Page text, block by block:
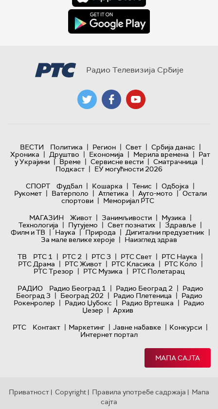
Радио Телевизија Србије
ВЕСТИ Политика | Регион | Свет | Србија данас |
Хроника | Друштво | Економија | Мерила времена | Рат
у Украјини | Време | Сервисне вести | Сматрачница |
Подкаст | ЕУ могућности 2026
СПОРТ
Фудбал | Кошарка | Тенис | Одбојка |
Рукомет | Ватерполо | Атлетика | Ауто-мото | Остали
спортови | Меморијал РТС
МАГАЗИН
Живот | Занимљивости | Музика |
Технологијa | Путујемо | Свет познатих | Здравље |
Филм и ТВ | Наука | Природа | Дигитални предузетник |
За мале велике хероје | Наизглед здрав
ТВ
РТС 1 | РТС 2 | РТС 3 | РТС Свет | РТС Наука |
РТС Драма | РТС Живот | РТС Класика | РТС Коло |
РТС Трезор | РТС Музика | РТС Полетарац
РАДИО
Радио Београд 1 | Радио Београд 2 | Радио
Београд 3 | Београд 202 | Радио Плетеница | Радио
Рокенролер | Радио Џубокс | Радио Вртешка | Радио
Џезер | Архив
РТС
Контакт | Маркетинг | Јавне набавке | Конкурси |
Интернет портал
МАПА САЈТА
Приватност | Copyright | Правила употребе садржаја | Мапа
сајта